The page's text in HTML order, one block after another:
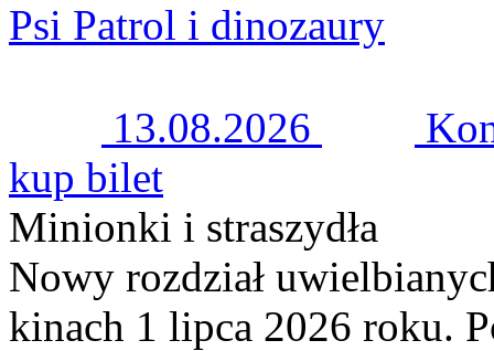
Psi Patrol i dinozaury
13.08.2026
kup bilet
Minionki i straszydła
Nowy rozdział
kinach 1 lipca 2026 roku.